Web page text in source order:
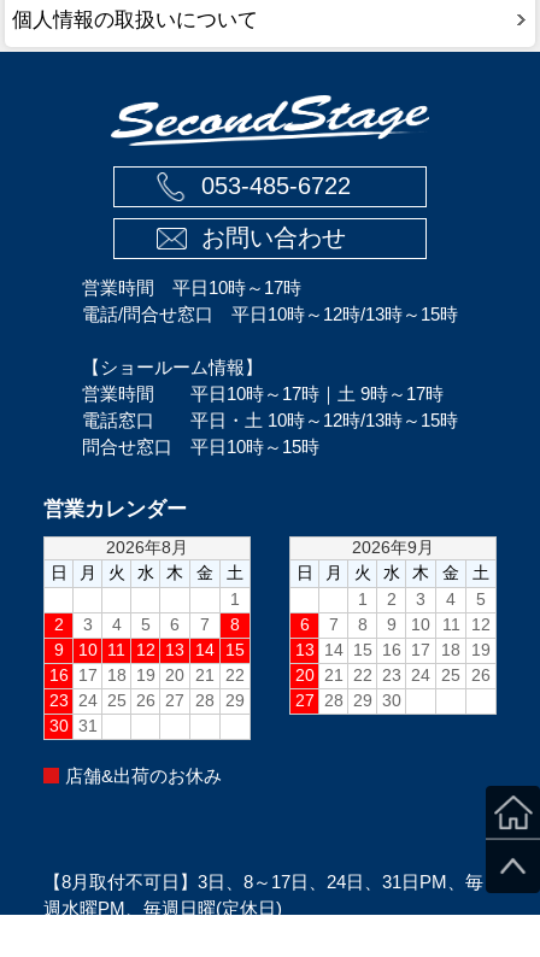
個人情報の取扱いについて
053-485-6722
お問い合わせ
営業時間 平日10時～17時
電話/問合せ窓口 平日10時～12時/13時～15時
【ショールーム情報】
営業時間 平日10時～17時｜土 9時～17時
電話窓口 平日・土 10時～12時/13時～15時
問合せ窓口 平日10時～15時
営業カレンダー
店舗&出荷のお休み
【8月取付不可日】3日、8～17日、24日、31日PM、毎
週水曜PM、毎週日曜(定休日)